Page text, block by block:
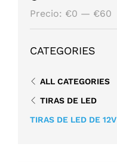
Precio: €0 — €60
CATEGORIES
ALL CATEGORIES
TIRAS DE LED
TIRAS DE LED DE 12V